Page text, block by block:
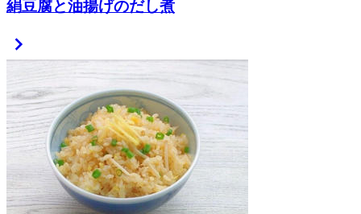
絹豆腐と油揚げのだし煮